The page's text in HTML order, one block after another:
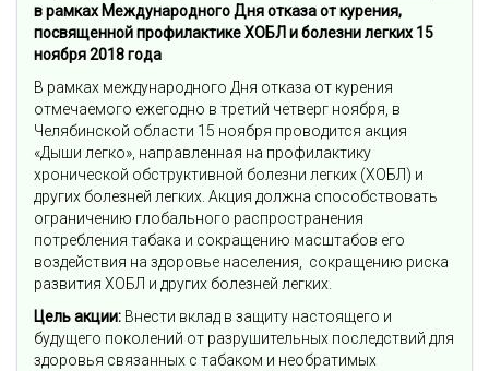
в рамках Международного Дня отказа от курения,
посвященной профилактике ХОБЛ и болезни легких 15
ноября 2018 года
В рамках международного Дня отказа от курения
отмечаемого ежегодно в третий четверг ноября, в
Челябинской области 15 ноября проводится акция
«Дыши легко», направленная на профилактику
хронической обструктивной болезни легких (ХОБЛ) и
других болезней легких. Акция должна способствовать
ограничению глобального распространения
потребления табака и сокращению масштабов его
воздействия на здоровье населения, сокращению риска
развития ХОБЛ и других болезней легких.
Цель акции: Внести вклад в защиту настоящего и
будущего поколений от разрушительных последствий для
здоровья связанных с табаком и необратимых